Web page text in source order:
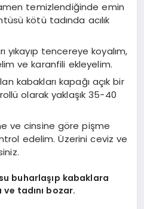
temizlendiğinde emin
kötü tadında acılık
yıkayıp tencereye koyalım,
ve karanfili ekleyelim.
kabakları kapağı açık bir
olarak yaklaşık 35-40
ve cinsine göre pişme
edelim. Üzerini ceviz ve
buharlaşıp kabaklara
ve tadını bozar.